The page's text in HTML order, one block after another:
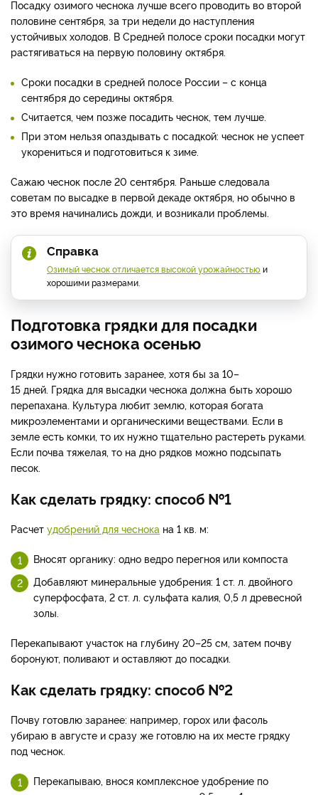
Посадку озимого чеснока лучше всего проводить во второй
половине сентября, за три недели до наступления
устойчивых холодов. В Средней полосе сроки посадки могут
растягиваться на первую половину октября.
Сроки посадки в средней полосе России – с конца
сентября до середины октября.
Считается, чем позже посадить чеснок, тем лучше.
При этом нельзя опаздывать с посадкой: чеснок не успеет
укорениться и подготовиться к зиме.
Сажаю чеснок после 20 сентября. Раньше следовала
советам по высадке в первой декаде октября, но обычно в
это время начинались дожди, и возникали проблемы.
Справка
Озимый чеснок отличается высокой урожайностью и
хорошими размерами.
Подготовка грядки для посадки
озимого чеснока осенью
Грядки нужно готовить заранее, хотя бы за 10–
15 дней. Грядка для высадки чеснока должна быть хорошо
перепахана. Культура любит землю, которая богата
микроэлементами и органическими веществами. Если в
земле есть комки, то их нужно тщательно растереть руками.
Если почва тяжелая, то на дно рядков можно подсыпать
песок.
Как сделать грядку: способ №1
Расчет удобрений для чеснока на 1 кв. м:
Вносят органику: одно ведро перегноя или компоста
Добавляют минеральные удобрения: 1 ст. л. двойного
суперфосфата, 2 ст. л. сульфата калия, 0,5 л древесной
золы.
Перекапывают участок на глубину 20–25 см, затем почву
боронуют, поливают и оставляют до посадки.
Как сделать грядку: способ №2
Почву готовлю заранее: например, горох или фасоль
убираю в августе и сразу же готовлю на их месте грядку
под чеснок.
Перекапываю, внося комплексное удобрение по